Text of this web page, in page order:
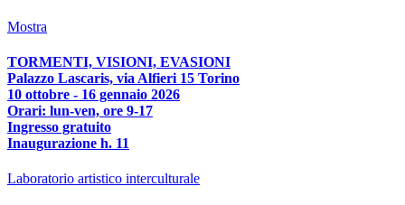
Mostra
TORMENTI, VISIONI, EVASIONI
Palazzo Lascaris, via Alfieri 15 Torino
10 ottobre - 16 gennaio 2026
Orari: lun-ven, ore 9-17
Ingresso gratuito
Inaugurazione h. 11
Laboratorio artistico interculturale